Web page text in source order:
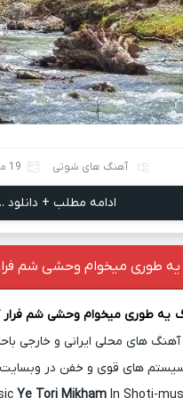
آهنگ های شوتی 19 می 2026
ادامه مطلب + دانلود
یه طوری میخوام وحشی شم
یه طوری میخوام وحشی شم فرار
آهنگ های محلی ایرانی و خارجی
های قوی و خفن در